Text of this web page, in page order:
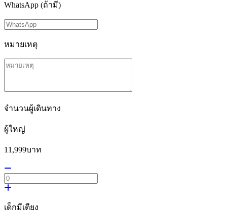
WhatsApp (ถ้ามี)
หมายเหตุ
จำนวนผู้เดินทาง
ผู้ใหญ่
11,999บาท
เด็กมีเตียง